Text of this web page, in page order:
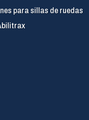
para sillas de ruedas